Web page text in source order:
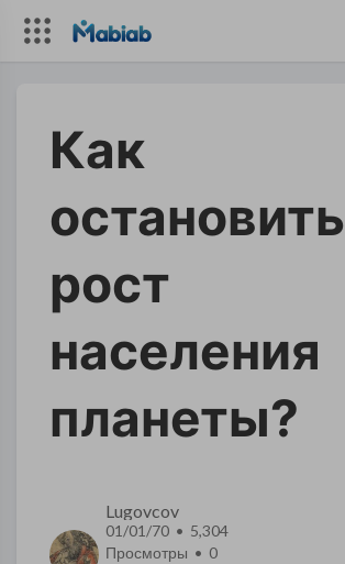
Как
остановить
рост
населения
планеты?
Lugovcov
01/01/70 • 5,304
Просмотры • 0